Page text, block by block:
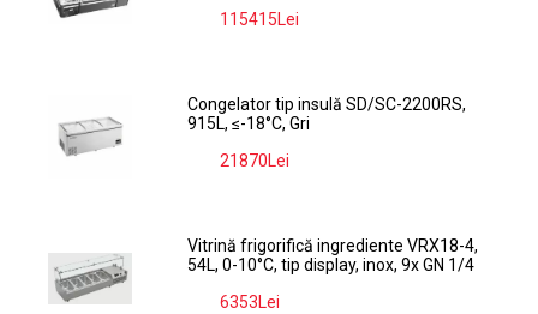
115415Lei
Congelator tip insulă SD/SC-2200RS,
915L, ≤-18°C, Gri
21870Lei
Vitrină frigorifică ingrediente VRX18-4,
54L, 0-10°C, tip display, inox, 9x GN 1/4
6353Lei